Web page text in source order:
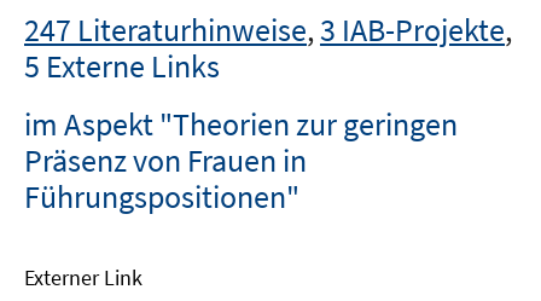
247 Literaturhinweise,3 IAB-Projekte,
5 Externe Links
im Aspekt "Theorien zur geringen
Präsenz von Frauen in
Führungspositionen"
Externer Link